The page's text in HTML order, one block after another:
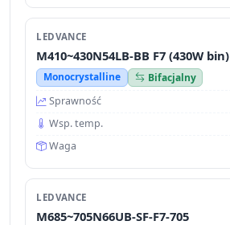
LEDVANCE
M410~430N54LB-BB F7 (430W bin)
Monocrystalline
Bifacjalny
Sprawność
Wsp. temp.
Waga
LEDVANCE
M685~705N66UB-SF-F7-705